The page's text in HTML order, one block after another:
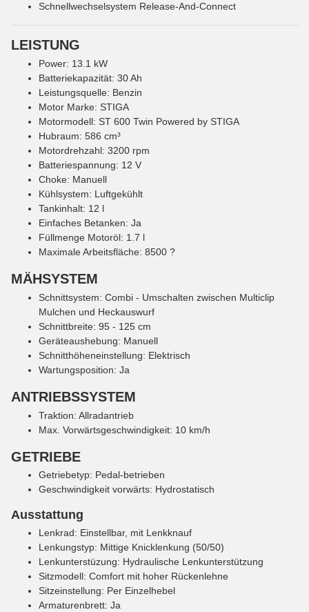
Schnellwechselsystem Release-And-Connect
LEISTUNG
Power: 13.1 kW
Batteriekapazität: 30 Ah
Leistungsquelle: Benzin
Motor Marke: STIGA
Motormodell: ST 600 Twin Powered by STIGA
Hubraum: 586 cm³
Motordrehzahl: 3200 rpm
Batteriespannung: 12 V
Choke: Manuell
Kühlsystem: Luftgekühlt
Tankinhalt: 12 l
Einfaches Betanken: Ja
Füllmenge Motoröl: 1.7 l
Maximale Arbeitsfläche: 8500 ?
MÄHSYSTEM
Schnittsystem: Combi - Umschalten zwischen Multiclip
Mulchen und Heckauswurf
Schnittbreite: 95 - 125 cm
Geräteaushebung: Manuell
Schnitthöheneinstellung: Elektrisch
Wartungsposition: Ja
ANTRIEBSSYSTEM
Traktion: Allradantrieb
Max. Vorwärtsgeschwindigkeit: 10 km/h
GETRIEBE
Getriebetyp: Pedal-betrieben
Geschwindigkeit vorwärts: Hydrostatisch
Ausstattung
Lenkrad: Einstellbar, mit Lenkknauf
Lenkungstyp: Mittige Knicklenkung (50/50)
Lenkunterstüzung: Hydraulische Lenkunterstützung
Sitzmodell: Comfort mit hoher Rückenlehne
Sitzeinstellung: Per Einzelhebel
Armaturenbrett: Ja